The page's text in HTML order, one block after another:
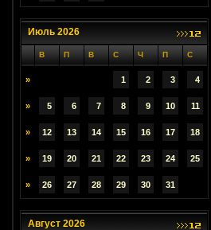
Июль 2026
В П В С Ч П С
» 1 2 3 4
» 5 6 7 8 9 10 11
» 12 13 14 15 16 17 18
» 19 20 21 22 23 24 25
» 26 27 28 29 30 31
Август 2026